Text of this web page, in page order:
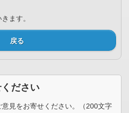
ます。
戻る
ださい
見をお寄せください。（200文字